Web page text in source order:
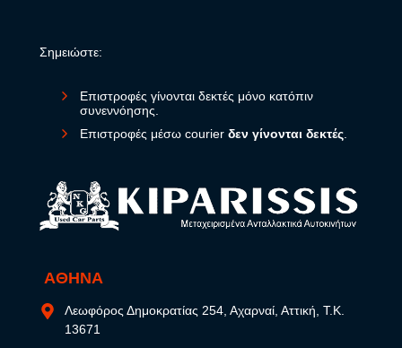
Σημειώστε:
Επιστροφές γίνονται δεκτές μόνο κατόπιν
συνεννόησης.
Επιστροφές μέσω courier δεν γίνονται δεκτές
ΑΘΗΝΑ
Λεωφόρος Δημοκρατίας 254, Αχαρναί, Αττική, Τ.Κ.
13671